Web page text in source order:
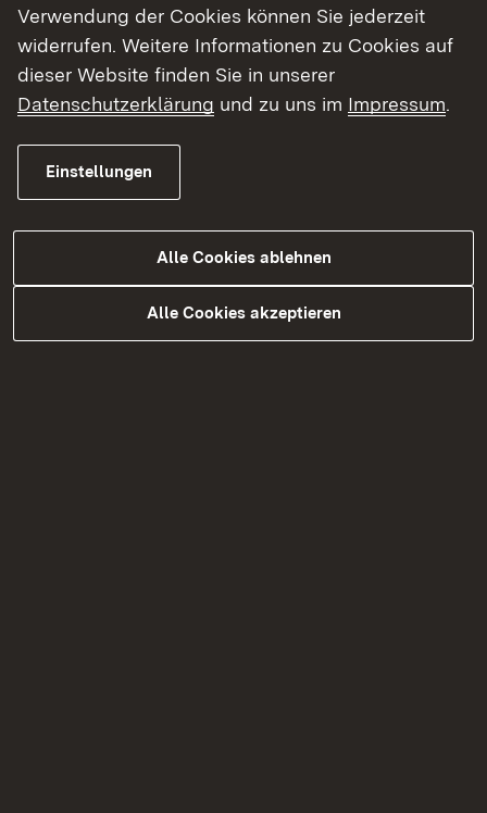
Verwendung der Cookies können Sie jederzeit
widerrufen. Weitere Informationen zu Cookies auf
dieser Website finden Sie in unserer
Datenschutzerklärung und zu uns im Impressum.
Einstellungen
Alle Cookies ablehnen
Alle Cookies akzeptieren